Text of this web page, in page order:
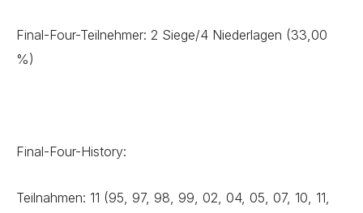
Final-Four-Teilnehmer: 2 Siege/4 Niederlagen (33,00
%)
Final-Four-History:
Teilnahmen: 11 (95, 97, 98, 99, 02, 04, 05, 07, 10, 11,